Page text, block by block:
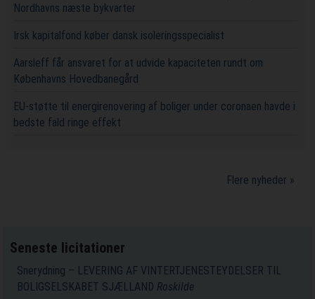
Nordhavns næste bykvarter
Irsk kapitalfond køber dansk isoleringsspecialist
Aarsleff får ansvaret for at udvide kapaciteten rundt om
Københavns Hovedbanegård
EU-støtte til energirenovering af boliger under coronaen havde i
bedste fald ringe effekt
Flere nyheder »
Seneste licitationer
Snerydning – LEVERING AF VINTERTJENESTEYDELSER TIL
BOLIGSELSKABET SJÆLLAND Roskilde